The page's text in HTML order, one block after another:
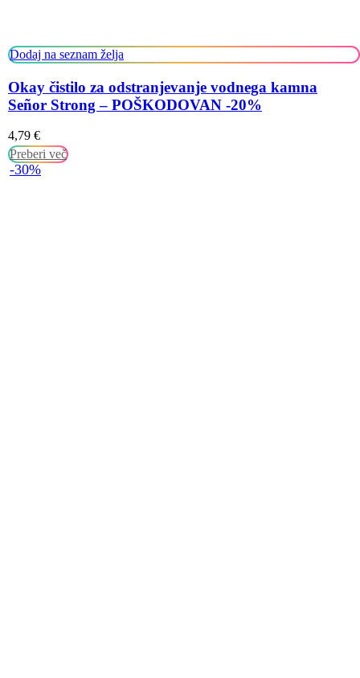
Dodaj na seznam želja
Okay čistilo za odstranjevanje vodnega kamna
Señor Strong – POŠKODOVAN -20%
4,79 €
Preberi več
-30%